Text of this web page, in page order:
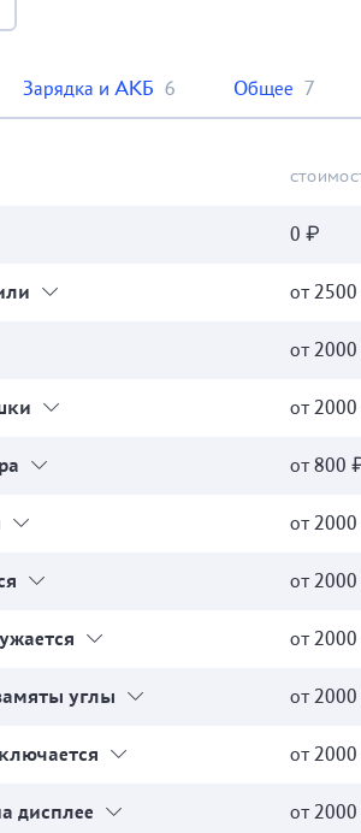
Зарядка и АКБ 6 Общее 7
0 ₽
от
от
от
от 800
от
от
от
углы от
от
дисплее от